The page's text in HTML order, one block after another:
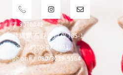
〒9070042
沖縄県石垣市白保785-1
TEL : 0980-87-9801
phone : 090-3039-9564